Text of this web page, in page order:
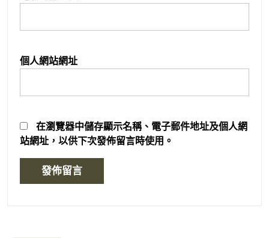
個人網站網址
在瀏覽器中儲存顯示名稱、電子郵件地址及個人網
站網址，以供下次發佈留言時使用。